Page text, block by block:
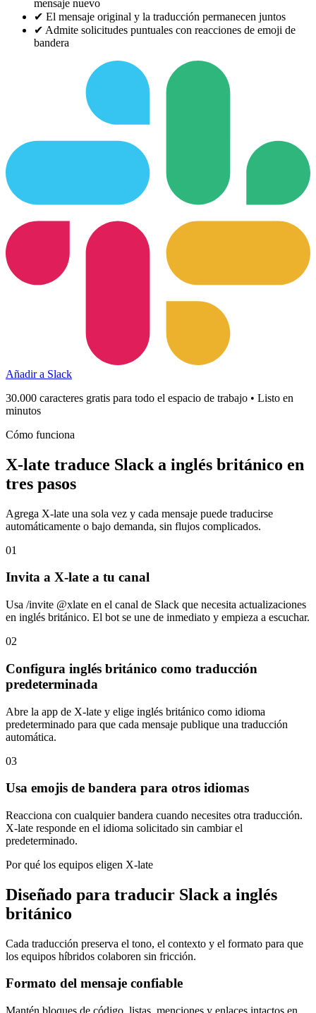
mensaje nuevo
✔ El mensaje original y la traducción permanecen juntos
✔ Admite solicitudes puntuales con reacciones de emoji de
bandera
Añadir a Slack
30.000 caracteres gratis para todo el espacio de trabajo • Listo en
minutos
Cómo funciona
X-late traduce Slack a inglés británico en
tres pasos
Agrega X-late una sola vez y cada mensaje puede traducirse
automáticamente o bajo demanda, sin flujos complicados.
01
Invita a X-late a tu canal
Usa /invite @xlate en el canal de Slack que necesita actualizaciones
en inglés británico. El bot se une de inmediato y empieza a escuchar.
02
Configura inglés británico como traducción
predeterminada
Abre la app de X-late y elige inglés británico como idioma
predeterminado para que cada mensaje publique una traducción
automática.
03
Usa emojis de bandera para otros idiomas
Reacciona con cualquier bandera cuando necesites otra traducción.
X-late responde en el idioma solicitado sin cambiar el
predeterminado.
Por qué los equipos eligen X-late
Diseñado para traducir Slack a inglés
británico
Cada traducción preserva el tono, el contexto y el formato para que
los equipos híbridos colaboren sin fricción.
Formato del mensaje confiable